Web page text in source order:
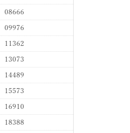
08666
09976
11362
13073
14489
15573
16910
18388